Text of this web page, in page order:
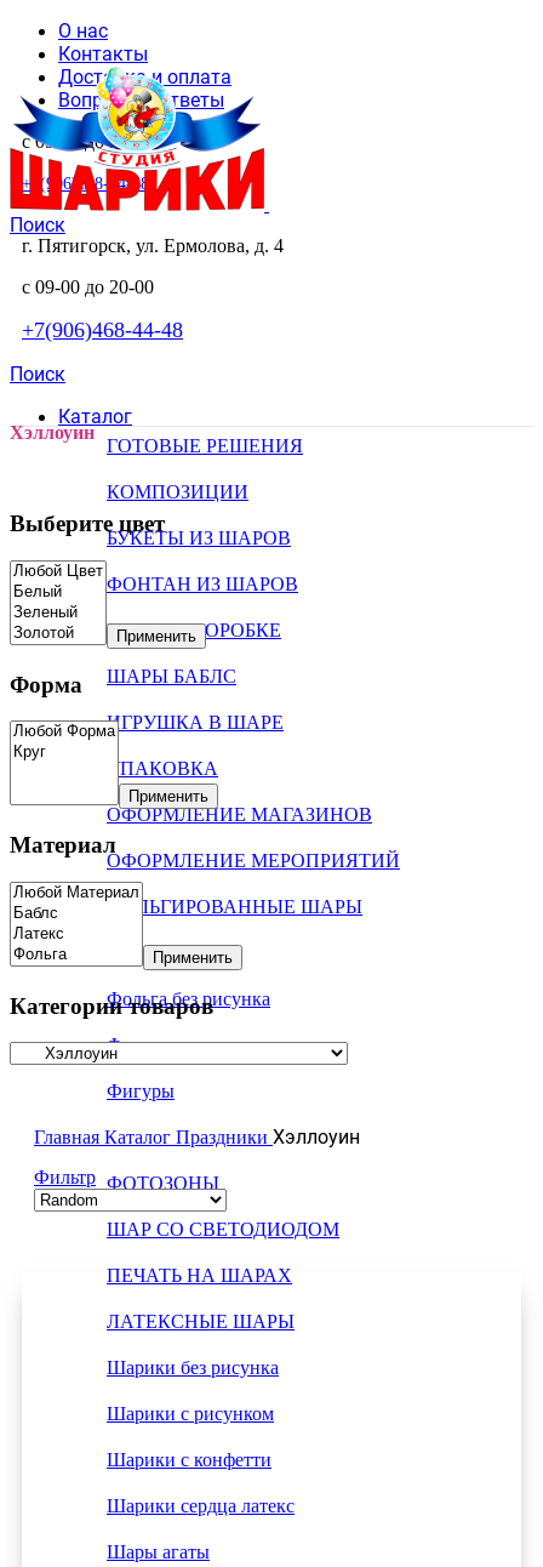
О нас
Контакты
Доставка и оплата
Вопросы и ответы
с 09-00 до 20-00
+7(906)468-44-48
Поиск
г. Пятигорск, ул. Ермолова, д. 4
с 09-00 до 20-00
+7(906)468-44-48
Поиск
Каталог
ГОТОВЫЕ РЕШЕНИЯ
КОМПОЗИЦИИ
БУКЕТЫ ИЗ ШАРОВ
ФОНТАН ИЗ ШАРОВ
ШАРЫ В КОРОБКЕ
ШАРЫ БАБЛС
ИГРУШКА В ШАРЕ
УПАКОВКА
ОФОРМЛЕНИЕ МАГАЗИНОВ
ОФОРМЛЕНИЕ МЕРОПРИЯТИЙ
ФОЛЬГИРОВАННЫЕ ШАРЫ
Цифры
Фольга без рисунка
Фольга с рисунком
Фигуры
Ходячие фигуры
ФОТОЗОНЫ
ШАР СО СВЕТОДИОДОМ
ПЕЧАТЬ НА ШАРАХ
ЛАТЕКСНЫЕ ШАРЫ
Шарики без рисунка
Шарики с рисунком
Шарики с конфетти
Шарики сердца латекс
Шары агаты
Хэллоуин
Выберите цвет
Применить
Форма
Применить
Материал
Применить
Категории товаров
Главная Каталог Праздники Хэллоуин
Фильтр